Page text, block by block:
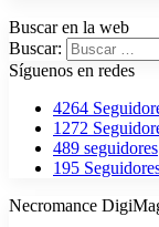
Buscar en la web
Buscar:
Síguenos en redes
4264
1272
489 seguidores
195
Necromance